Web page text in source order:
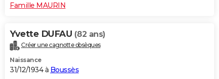
Famille MAURIN
Yvette DUFAU (82 ans)
Créer une cagnotte obsèques
Naissance
31/12/1934 à Boussès